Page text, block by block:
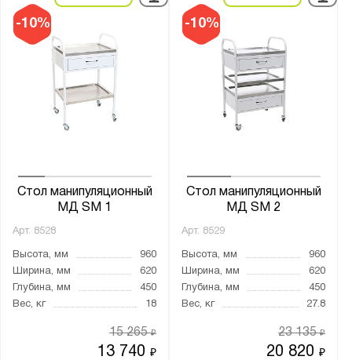
-10%
Стол манипуляционный
МД SM 1
Арт. 8528
Высота, мм
960
Ширина, мм
620
Глубина, мм
450
Вес, кг
18
13 740₽
15 265₽
-10%
Стол манипуляционный
МД SM 2
Арт. 8529
Высота, мм
960
Ширина, мм
620
Глубина, мм
450
Вес, кг
27.8
20 820₽
23 135₽